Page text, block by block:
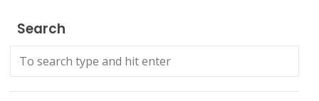
Search